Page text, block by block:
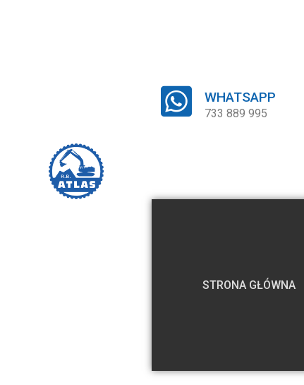
WHATSAPP
733 889 995
STRONA GŁÓWNA